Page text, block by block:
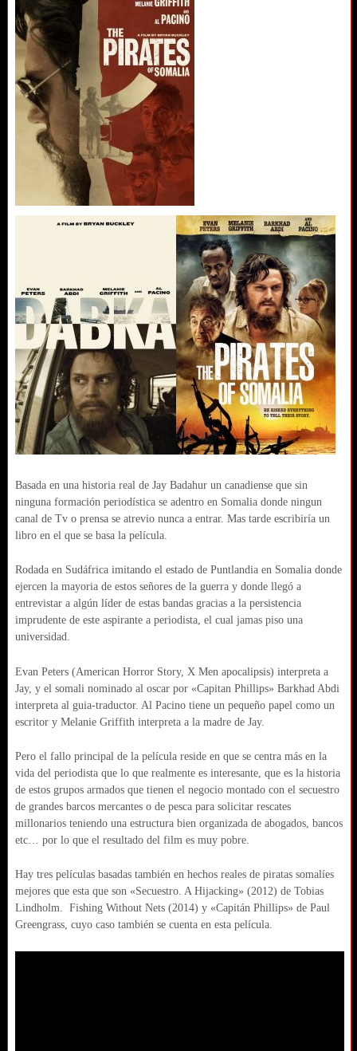
Basada en una historia real de Jay Badahur un canadiense que sin
ninguna formación periodística se adentro en Somalia donde ningun
canal de Tv o prensa se atrevio nunca a entrar. Mas tarde escribiría un
libro en el que se basa la película.
Rodada en Sudáfrica imitando el estado de Puntlandia en Somalia donde
ejercen la mayoria de estos señores de la guerra y donde llegó a
entrevistar a algún líder de estas bandas gracias a la persistencia
imprudente de este aspirante a periodista, el cual jamas piso una
universidad.
Evan Peters (American Horror Story, X Men apocalipsis) interpreta a
Jay, y el somali nominado al oscar por «Capitan Phillips» Barkhad Abdi
interpreta al guia-traductor. Al Pacino tiene un pequeño papel como un
escritor y Melanie Griffith interpreta a la madre de Jay.
Pero el fallo principal de la película reside en que se centra más en la
vida del periodista que lo que realmente es interesante, que es la historia
de estos grupos armados que tienen el negocio montado con el secuestro
de grandes barcos mercantes o de pesca para solicitar rescates
millonarios teniendo una estructura bien organizada de abogados, bancos
etc… por lo que el resultado del film es muy pobre.
Hay tres películas basadas también en hechos reales de piratas somalíes
mejores que esta que son «Secuestro. A Hijacking» (2012) de Tobias
Lindholm. Fishing Without Nets (2014) y «Capitán Phillips» de Paul
Greengrass, cuyo caso también se cuenta en esta película.